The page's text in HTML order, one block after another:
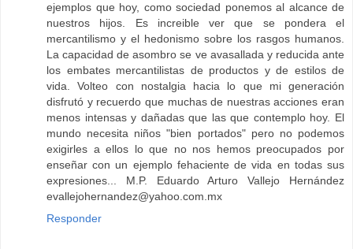
ejemplos que hoy, como sociedad ponemos al alcance de
nuestros hijos. Es increible ver que se pondera el
mercantilismo y el hedonismo sobre los rasgos humanos.
La capacidad de asombro se ve avasallada y reducida ante
los embates mercantilistas de productos y de estilos de
vida. Volteo con nostalgia hacia lo que mi generación
disfrutó y recuerdo que muchas de nuestras acciones eran
menos intensas y dañadas que las que contemplo hoy. El
mundo necesita niños "bien portados" pero no podemos
exigirles a ellos lo que no nos hemos preocupados por
enseñar con un ejemplo fehaciente de vida en todas sus
expresiones... M.P. Eduardo Arturo Vallejo Hernández
evallejohernandez@yahoo.com.mx
Responder